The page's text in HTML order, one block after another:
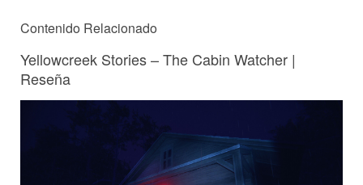
Contenido Relacionado
Yellowcreek Stories – The Cabin Watcher |
Reseña